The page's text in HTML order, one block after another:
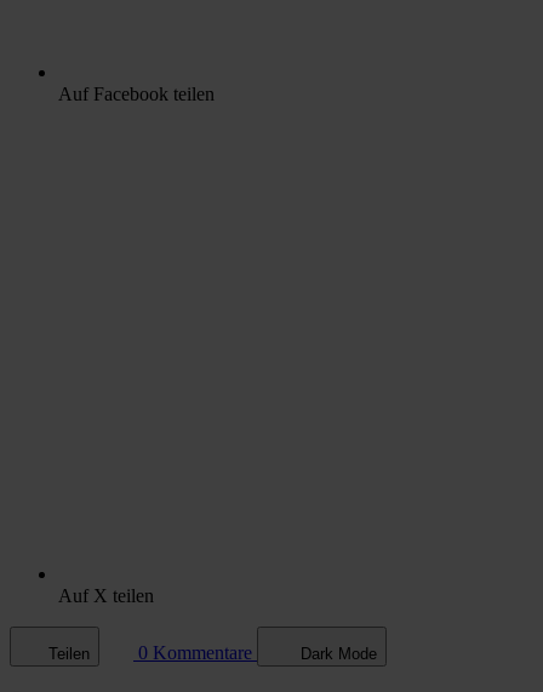
Auf Facebook teilen
Auf X teilen
Teilen 0 Kommentare Dark Mode